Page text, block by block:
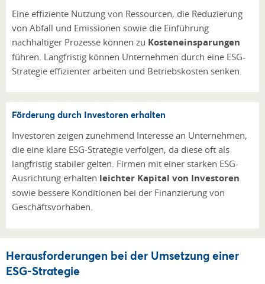
Eine effiziente Nutzung von Ressourcen, die Reduzierung
von Abfall und Emissionen sowie die Einführung
nachhaltiger Prozesse können zu Kosteneinsparungen
führen. Langfristig können Unternehmen durch eine ESG-
Strategie effizienter arbeiten und Betriebskosten senken.
Förderung durch Investoren erhalten
Investoren zeigen zunehmend Interesse an Unternehmen,
die eine klare ESG-Strategie verfolgen, da diese oft als
langfristig stabiler gelten. Firmen mit einer starken ESG-
Ausrichtung erhalten leichter Kapital von Investoren
sowie bessere Konditionen bei der Finanzierung von
Geschäftsvorhaben.
Herausforderungen bei der Umsetzung einer
ESG-Strategie